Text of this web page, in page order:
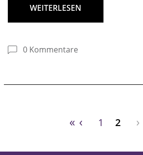
WEITERLESEN
0 Kommentare
« ‹ 1 2 ›